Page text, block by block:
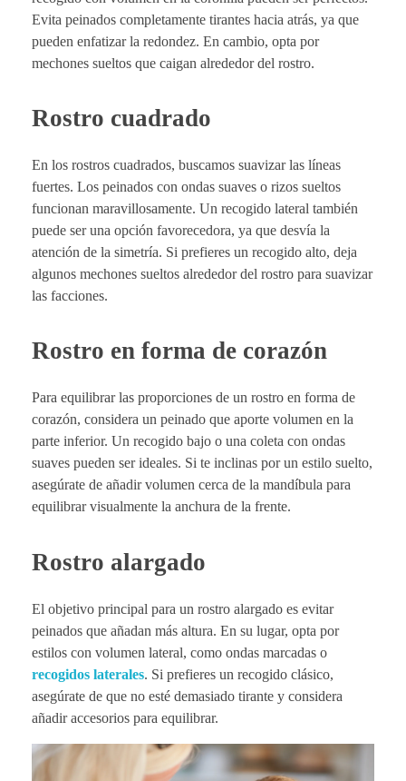
Evita peinados completamente tirantes hacia atrás, ya que
pueden enfatizar la redondez. En cambio, opta por
mechones sueltos que caigan alrededor del rostro.
Rostro cuadrado
En los rostros cuadrados, buscamos suavizar las líneas
fuertes. Los peinados con ondas suaves o rizos sueltos
funcionan maravillosamente. Un recogido lateral también
puede ser una opción favorecedora, ya que desvía la
atención de la simetría. Si prefieres un recogido alto, deja
algunos mechones sueltos alrededor del rostro para suavizar
las facciones.
Rostro en forma de corazón
Para equilibrar las proporciones de un rostro en forma de
corazón, considera un peinado que aporte volumen en la
parte inferior. Un recogido bajo o una coleta con ondas
suaves pueden ser ideales. Si te inclinas por un estilo suelto,
asegúrate de añadir volumen cerca de la mandíbula para
equilibrar visualmente la anchura de la frente.
Rostro alargado
El objetivo principal para un rostro alargado es evitar
peinados que añadan más altura. En su lugar, opta por
estilos con volumen lateral, como ondas marcadas o
recogidos laterales. Si prefieres un recogido clásico,
asegúrate de que no esté demasiado tirante y considera
añadir accesorios para equilibrar.